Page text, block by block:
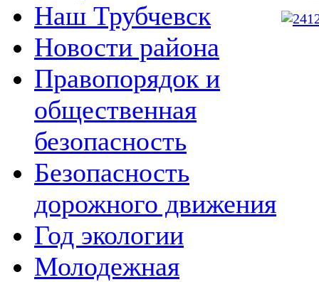
Наш Трубчевск
Новости района
Правопорядок и
общественная
безопасность
Безопасность
дорожного движения
Год экологии
Молодежная